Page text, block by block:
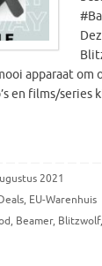
apparaat om
en films/series
2021
, EU-Warenhuis
, Beamer, Blitzwolf,